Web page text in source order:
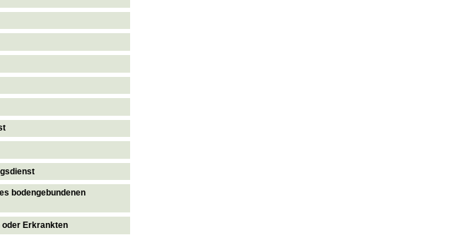
bodengebundenen
oder Erkrankten